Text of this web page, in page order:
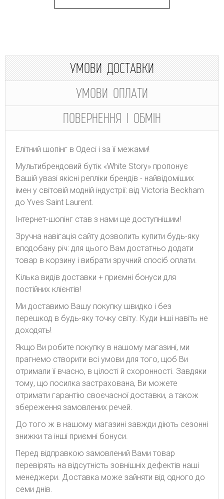
УМОВИ ДОСТАВКИ
УМОВИ ОПЛАТИ
ПОВЕРНЕННЯ І ОБМІН
Елітний шопінг в Одесі і за її межами!
Мультибрендовий бутік «White Story» пропонує
Вашій увазі якісні репліки брендів - найвідоміших
імен у світовій модній індустрії: від Victoria Beckham
до Yves Saint Laurent.
Інтернет-шопінг став з нами ще доступнішим!
Зручна навігація сайту дозволить купити будь-яку
вподобану річ: для цього Вам достатньо додати
товар в корзину і вибрати зручний спосіб оплати.
Кілька видів доставки + приємні бонуси для
постійних клієнтів!
Ми доставимо Вашу покупку швидко і без
перешкод в будь-яку точку світу. Куди інші навіть не
доходять!
Якщо Ви робите покупку в нашому магазині, ми
прагнемо створити всі умови для того, щоб Ви
отримали її вчасно, в цілості й схоронності. Завдяки
тому, що посилка застрахована, Ви можете
отримати гарантію своєчасної доставки, а також
збереження замовлених речей.
До того ж в нашому магазині завжди діють сезонні
знижки та інші приємні бонуси.
Перед відправкою замовлений Вами товар
перевірять на відсутність зовнішніх дефектів наші
менеджери. Доставка може зайняти від одного до
семи днів.